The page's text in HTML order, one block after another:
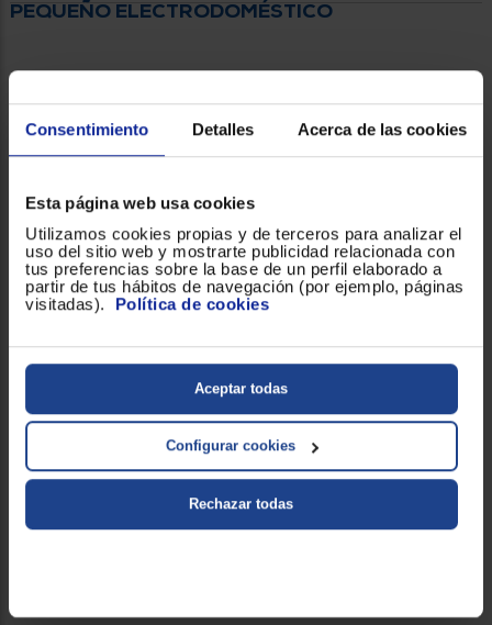
Consentimiento Detalles Acerca de las cookies
Esta página web usa cookies
Utilizamos cookies propias y de terceros para analizar el
uso del sitio web y mostrarte publicidad relacionada con
tus preferencias sobre la base de un perfil elaborado a
partir de tus hábitos de navegación (por ejemplo, páginas
visitadas). Política de cookies
Aceptar todas
Configurar cookies
Rechazar todas
PEQUEÑO ELECTRODOMÉSTICO